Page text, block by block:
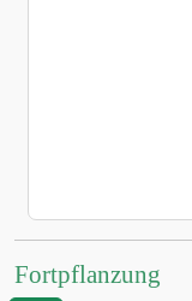
Fortpflanzung